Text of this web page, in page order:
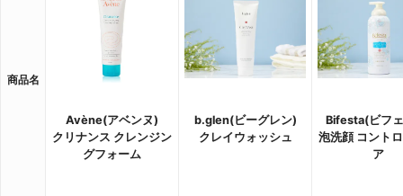
商品名
Avène(アベンヌ)
クリナンス クレンジン
グフォーム
b.glen(ビーグレン)
クレイウォッシュ
Bifesta(ビフ
泡洗顔 コント
ア